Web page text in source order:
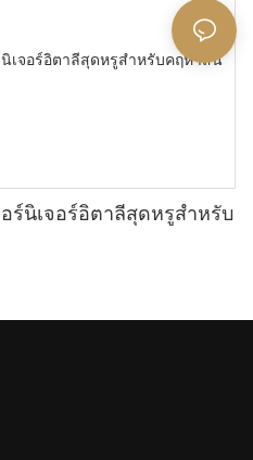
ร์นิเจอร์อิตาลีสุดหรูสำหรับ